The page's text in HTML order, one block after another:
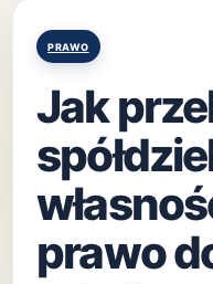
Posted
PRAWO
Jak
prawo